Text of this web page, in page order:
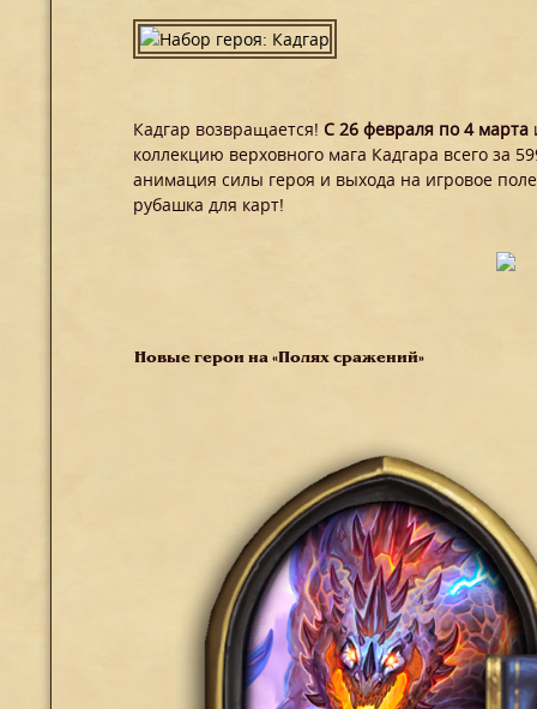
Кадгар возвращается!С 26 февраля по 4 марта
коллекцию верховного мага Кадгара всего за
анимация силы героя и выхода на игровое
рубашка для карт!
Новые герои на «Полях сражений»